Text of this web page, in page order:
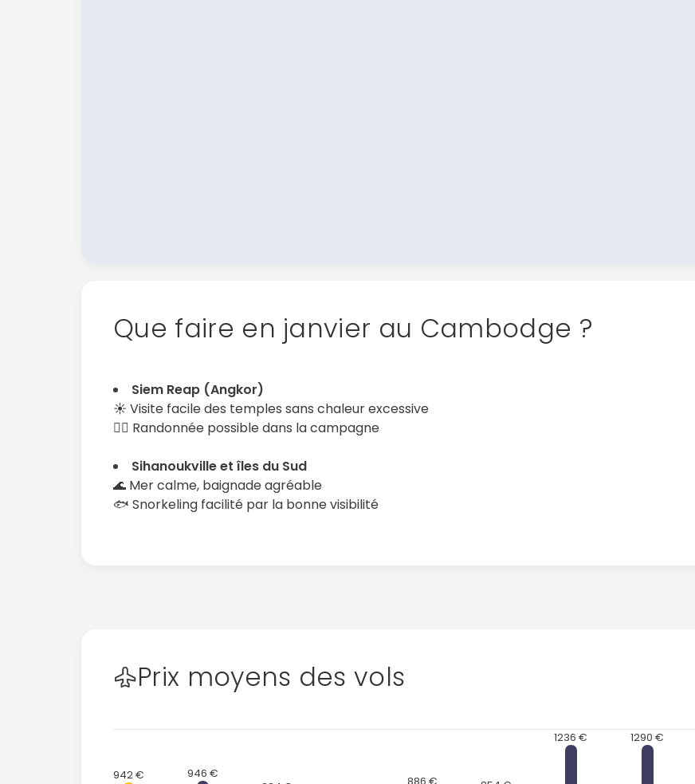
Que faire en janvier au Cambodge ?
Siem Reap (Angkor)
☀️ Visite facile des temples sans chaleur excessive
🚶‍♂️ Randonnée possible dans la campagne
Sihanoukville et îles du Sud
🌊 Mer calme, baignade agréable
🐟 Snorkeling facilité par la bonne visibilité
Prix moyens des vols
942 €
946 €
886 €
1236 € 1290 €